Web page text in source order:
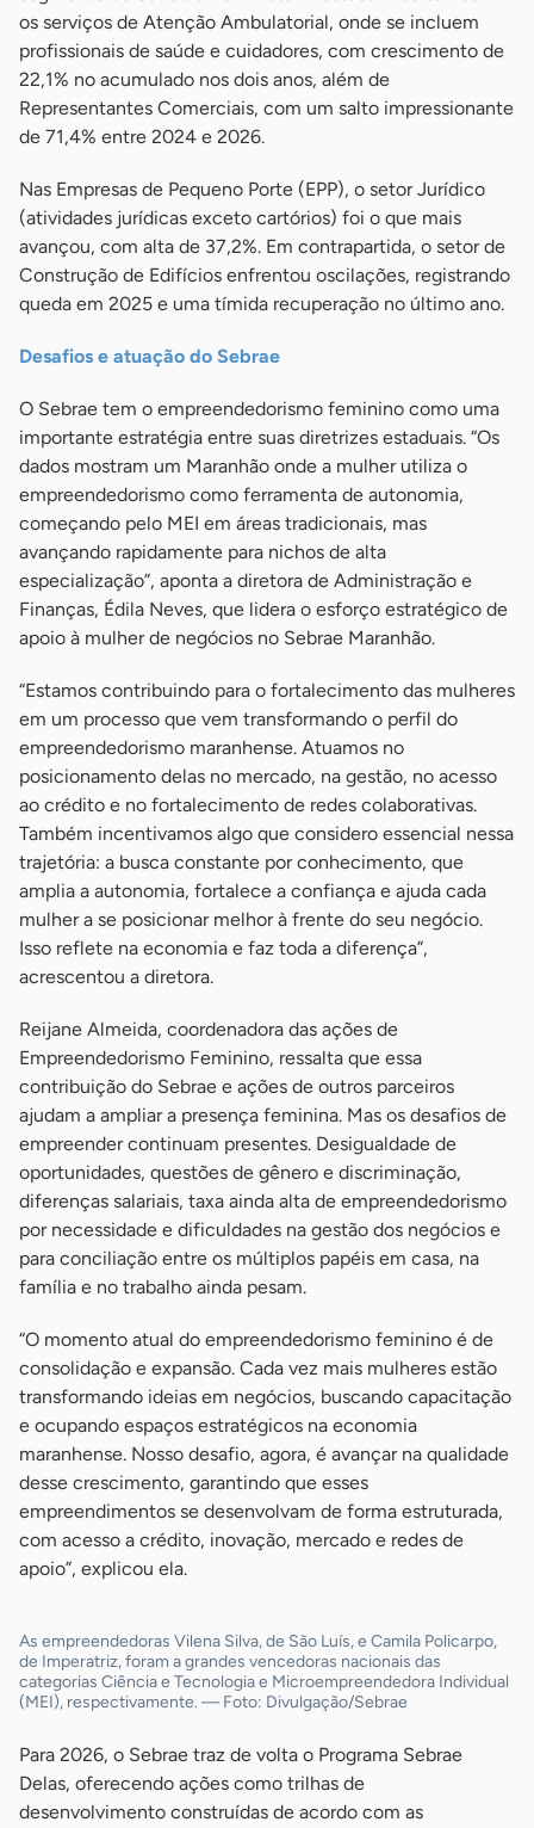
os serviços de Atenção Ambulatorial, onde se incluem
profissionais de saúde e cuidadores, com crescimento de
22,1% no acumulado nos dois anos, além de
Representantes Comerciais, com um salto impressionante
de 71,4% entre 2024 e 2026.
Nas Empresas de Pequeno Porte (EPP), o setor Jurídico
(atividades jurídicas exceto cartórios) foi o que mais
avançou, com alta de 37,2%. Em contrapartida, o setor de
Construção de Edifícios enfrentou oscilações, registrando
queda em 2025 e uma tímida recuperação no último ano.
Desafios e atuação do Sebrae
O Sebrae tem o empreendedorismo feminino como uma
importante estratégia entre suas diretrizes estaduais. “Os
dados mostram um Maranhão onde a mulher utiliza o
empreendedorismo como ferramenta de autonomia,
começando pelo MEI em áreas tradicionais, mas
avançando rapidamente para nichos de alta
especialização”, aponta a diretora de Administração e
Finanças, Édila Neves, que lidera o esforço estratégico de
apoio à mulher de negócios no Sebrae Maranhão.
“Estamos contribuindo para o fortalecimento das mulheres
em um processo que vem transformando o perfil do
empreendedorismo maranhense. Atuamos no
posicionamento delas no mercado, na gestão, no acesso
ao crédito e no fortalecimento de redes colaborativas.
Também incentivamos algo que considero essencial nessa
trajetória: a busca constante por conhecimento, que
amplia a autonomia, fortalece a confiança e ajuda cada
mulher a se posicionar melhor à frente do seu negócio.
Isso reflete na economia e faz toda a diferença”,
acrescentou a diretora.
Reijane Almeida, coordenadora das ações de
Empreendedorismo Feminino, ressalta que essa
contribuição do Sebrae e ações de outros parceiros
ajudam a ampliar a presença feminina. Mas os desafios de
empreender continuam presentes. Desigualdade de
oportunidades, questões de gênero e discriminação,
diferenças salariais, taxa ainda alta de empreendedorismo
por necessidade e dificuldades na gestão dos negócios e
para conciliação entre os múltiplos papéis em casa, na
família e no trabalho ainda pesam.
“O momento atual do empreendedorismo feminino é de
consolidação e expansão. Cada vez mais mulheres estão
transformando ideias em negócios, buscando capacitação
e ocupando espaços estratégicos na economia
maranhense. Nosso desafio, agora, é avançar na qualidade
desse crescimento, garantindo que esses
empreendimentos se desenvolvam de forma estruturada,
com acesso a crédito, inovação, mercado e redes de
apoio”, explicou ela.
As empreendedoras Vilena Silva, de São Luís, e Camila Policarpo,
de Imperatriz, foram a grandes vencedoras nacionais das
categorias Ciência e Tecnologia e Microempreendedora Individual
(MEI), respectivamente. — Foto: Divulgação/Sebrae
Para 2026, o Sebrae traz de volta o Programa Sebrae
Delas, oferecendo ações como trilhas de
desenvolvimento construídas de acordo com as